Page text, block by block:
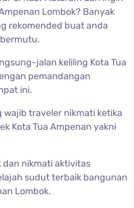
Lombok? Banyak
rekomended buat anda
jalan keliling Kota Tua
pemandangan
ini.
traveler nikmati ketika
Kota Tua Ampenan yakni
nikmati aktivitas
sudut terbaik bangunan
Lombok.